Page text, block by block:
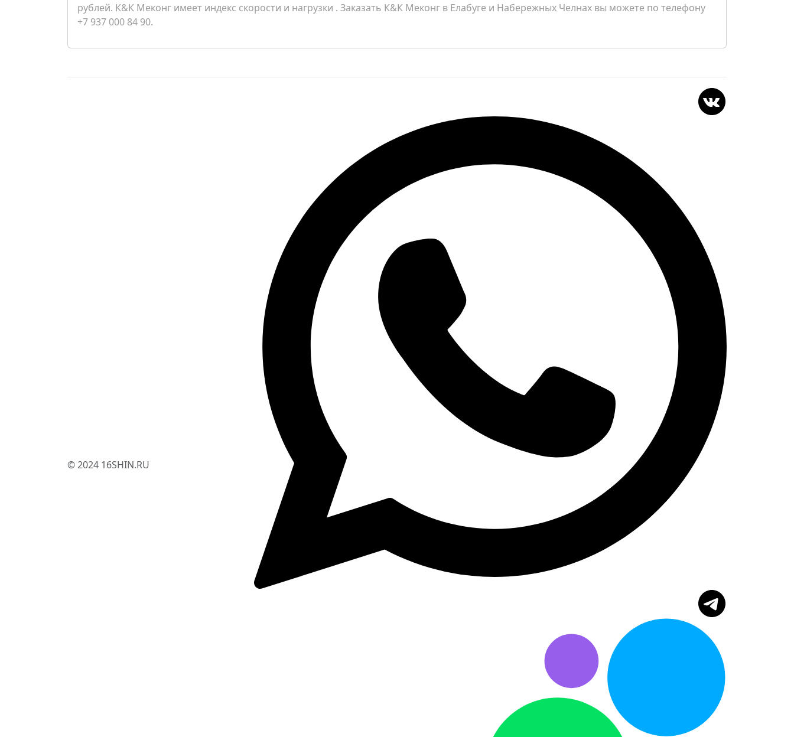
рублей. К&К Меконг имеет индекс скорости и нагрузки . Заказать К&К Меконг в Елабуге и Набережных Челнах вы можете по телефону
+7 937 000 84 90.
© 2024 16SHIN.RU